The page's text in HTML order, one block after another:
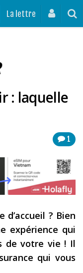
La lettre
: laquelle
1
? Bien
expérience qui
de votre vie ! Il
qui vous